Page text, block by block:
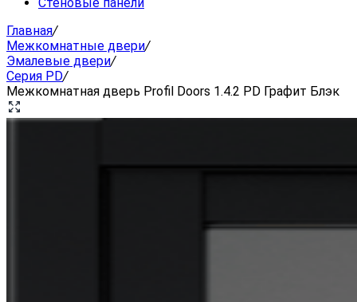
Главная/
Межкомнатные двери/
Эмалевые двери/
Серия PD/
Межкомнатная дверь Profil Doors 1.4.2 PD Графит Блэк